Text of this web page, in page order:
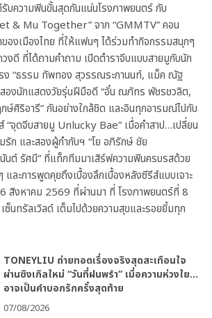
บความฟินขั้นสุดกันแน่นโรงภาพยนตร์ กับ
& Mu Together” จาก “GMMTV” คอน
ของเมืองไทย ที่ให้แฟนๆ ได้ร่วมทำกิจกรรมสนุกๆ
งดี ที่ได้ถามคำถาม เปิดตำราจีบแบบสายมูกับนัก
ง “ธรรม ทัพทอง สุวรรณระกานนท์, แม็ค ณัฐ
องนักแสดงวัยรุ่นฝีมือดี “อั๋น ณภัทร พัชรชวลิต,
ศิริอารี” กันอย่างใกล้ชิด และอินทุกอารมณ์ไปกับ
“จุดจีบสายมู Unlucky Bae” เมื่อคำสาป…เปลี่ยน
รัก และสองผู้กำกับฯ “โย อภิรักษ์ ชัย
นต์ รัศมี” ที่แท็กทีมมาเสิร์ฟความฟินครบรสด้วย
และการพูดคุยถึงเบื้องลึกเบื้องหลังซีรีส์แบบเจาะ
สิงหาคม 2569 ที่ผ่านมา ที่ โรงภาพยนตร์ที่ 8
ซ็นทรัลเวิลด์ เต็มไปด้วยความสุขและรอยยิ้มทุก
TONEYLIU ถ่ายทอดเรื่องจริงสุดสะเทือนใจ
ผ่านซิงเกิลใหม่ “วันที่ฝนพรำ” เมื่อความห่วงใย…
อาจเป็นคำบอกรักครั้งสุดท้าย
07/08/2026